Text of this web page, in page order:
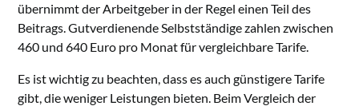
übernimmt der Arbeitgeber in der Regel einen Teil des
Beitrags. Gutverdienende Selbstständige zahlen zwischen
460 und 640 Euro pro Monat für vergleichbare Tarife.
Es ist wichtig zu beachten, dass es auch günstigere Tarife
gibt, die weniger Leistungen bieten. Beim Vergleich der